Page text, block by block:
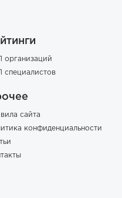
организаций
специалистов
сайта
конфиденциальности